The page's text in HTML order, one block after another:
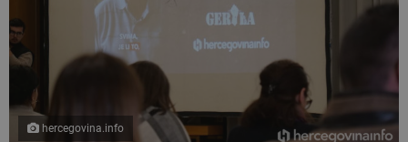
hercegovina.info